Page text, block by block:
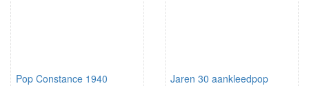
Pop Constance 1940 Jaren 30 aankleedpop